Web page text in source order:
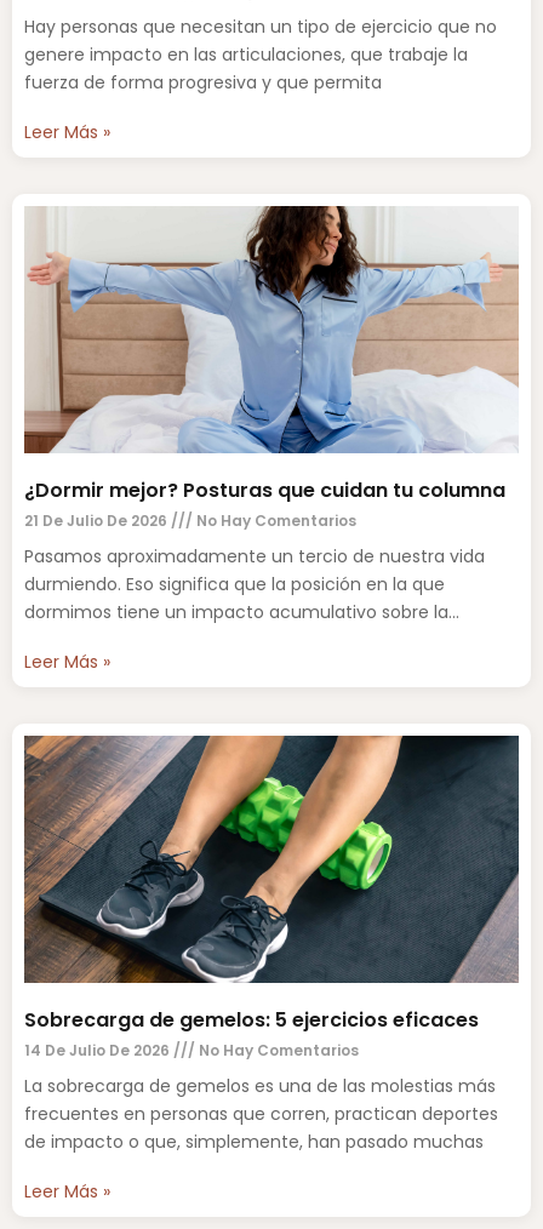
Hay personas que necesitan un tipo de ejercicio que no
genere impacto en las articulaciones, que trabaje la
fuerza de forma progresiva y que permita
Leer Más »
¿Dormir mejor? Posturas que cuidan tu columna
21 De Julio De 2026 No Hay Comentarios
Pasamos aproximadamente un tercio de nuestra vida
durmiendo. Eso significa que la posición en la que
dormimos tiene un impacto acumulativo sobre la
Leer Más »
Sobrecarga de gemelos: 5 ejercicios eficaces
14 De Julio De 2026 No Hay Comentarios
La sobrecarga de gemelos es una de las molestias más
frecuentes en personas que corren, practican deportes
de impacto o que, simplemente, han pasado muchas
Leer Más »